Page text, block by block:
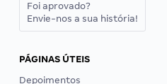
Foi aprovado?
Envie-nos a sua história!
PÁGINAS ÚTEIS
Depoimentos